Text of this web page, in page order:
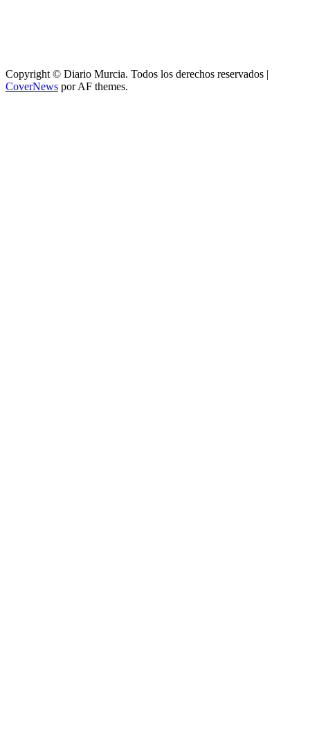
Copyright © Diario Murcia. Todos los derechos reservados |
CoverNews por AF themes.